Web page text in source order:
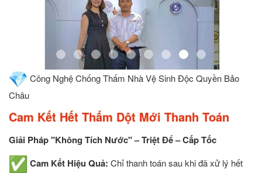
Công Nghệ Chống Thấm Nhà Vệ Sinh Độc Quyền Bảo
Châu
Cam Kết Hết Thấm Dột Mới Thanh Toán
Giải Pháp "Không Tích Nước" – Triệt Để – Cấp Tốc
Cam Kết Hiệu Quả: Chỉ thanh toán sau khi đã xử lý hết